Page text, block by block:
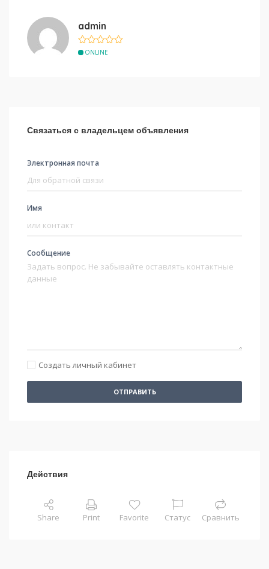
admin
ONLINE
Связаться с владельцем объявления
Электронная почта
Имя
Сообщение
Создать личный кабинет
ОТПРАВИТЬ
Действия
Share Print Favorite Статус Сравнить